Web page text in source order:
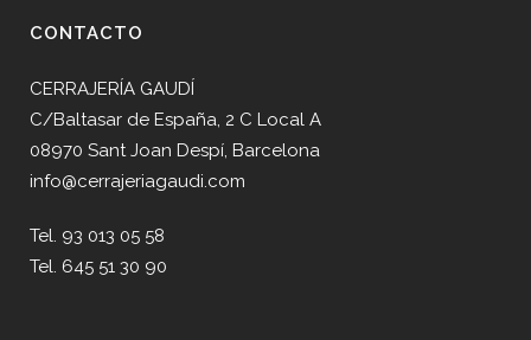
CONTACTO
CERRAJERÍA GAUDÍ
C/Baltasar de España, 2 C Local A
08970 Sant Joan Despí, Barcelona
info@cerrajeriagaudi.com
Tel. 93 013 05 58
Tel. 645 51 30 90